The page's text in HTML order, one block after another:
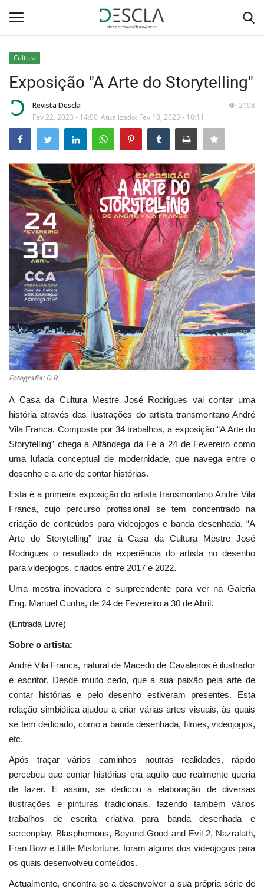
Home
...by Descla
Desporto
Contactos
Sobre Nós
Educação
Estatuto Editorial
Saúde
Ficha técnica
Cultura
Lazer
Ambiente
Cultura
Exposição "A Arte do Storytelling"
Revista Descla
Fev 22, 2023 - 14:00 Atualizado: Fev 18, 2023 - 10:11
2198
Fotografia: D.R.
A Casa da Cultura Mestre José Rodrigues vai contar uma
história através das ilustrações do artista transmontano André
Vila Franca. Composta por 34 trabalhos, a exposição “A Arte do
Storytelling” chega a Alfândega da Fé a 24 de Fevereiro como
uma lufada conceptual de modernidade, que navega entre o
desenho e a arte de contar histórias.
Esta é a primeira exposição do artista transmontano André Vila
Franca, cujo percurso profissional se tem concentrado na
criação de conteúdos para videojogos e banda desenhada. “A
Arte do Storytelling” traz à Casa da Cultura Mestre José
Rodrigues o resultado da experiência do artista no desenho
para videojogos, criados entre 2017 e 2022.
Uma mostra inovadora e surpreendente para ver na Galeria
Eng. Manuel Cunha, de 24 de Fevereiro a 30 de Abril.
(Entrada Livre)
Sobre o artista:
André Vila Franca, natural de Macedo de Cavaleiros é ilustrador
e escritor. Desde muito cedo, que a sua paixão pela arte de
contar histórias e pelo desenho estiveram presentes. Esta
relação simbiótica ajudou a criar várias artes visuais, às quais
se tem dedicado, como a banda desenhada, filmes, videojogos,
etc.
Após traçar vários caminhos noutras realidades, rápido
percebeu que contar histórias era aquilo que realmente queria
de fazer. E assim, se dedicou à elaboração de diversas
ilustrações e pinturas tradicionais, fazendo também vários
trabalhos de escrita criativa para banda desenhada e
screenplay. Blasphemous, Beyond Good and Evil 2, Nazralath,
Fran Bow e Little Misfortune, foram alguns dos videojogos para
os quais desenvolveu conteúdos.
Actualmente, encontra-se a desenvolver a sua própria série de